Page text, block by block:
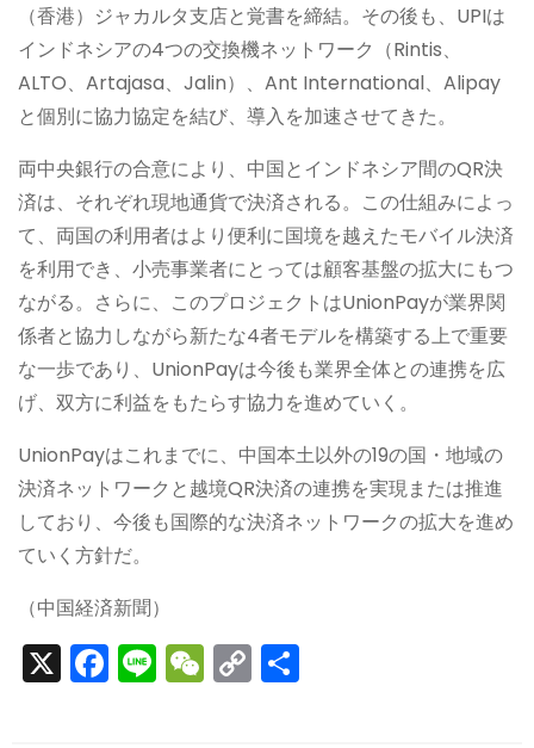
（香港）ジャカルタ支店と覚書を締結。その後も、UPIは
インドネシアの4つの交換機ネットワーク（Rintis、
ALTO、Artajasa、Jalin）、Ant International、Alipay
と個別に協力協定を結び、導入を加速させてきた。
両中央銀行の合意により、中国とインドネシア間のQR決
済は、それぞれ現地通貨で決済される。この仕組みによっ
て、両国の利用者はより便利に国境を越えたモバイル決済
を利用でき、小売事業者にとっては顧客基盤の拡大にもつ
ながる。さらに、このプロジェクトはUnionPayが業界関
係者と協力しながら新たな4者モデルを構築する上で重要
な一歩であり、UnionPayは今後も業界全体との連携を広
げ、双方に利益をもたらす協力を進めていく。
UnionPayはこれまでに、中国本土以外の19の国・地域の
決済ネットワークと越境QR決済の連携を実現または推進
しており、今後も国際的な決済ネットワークの拡大を進め
ていく方針だ。
（中国経済新聞）
X F
a
Li
n
W
e
C
o